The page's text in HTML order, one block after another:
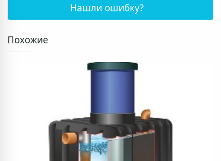
Нашли ошибку?
Похожие